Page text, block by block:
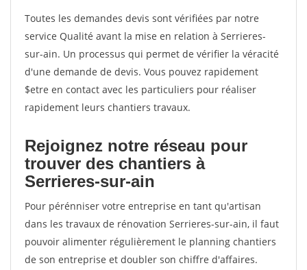
Toutes les demandes devis sont vérifiées par notre
service Qualité avant la mise en relation à Serrieres-
sur-ain. Un processus qui permet de vérifier la véracité
d'une demande de devis. Vous pouvez rapidement
$etre en contact avec les particuliers pour réaliser
rapidement leurs chantiers travaux.
Rejoignez notre réseau pour
trouver des chantiers à
Serrieres-sur-ain
Pour pérénniser votre entreprise en tant qu'artisan
dans les travaux de rénovation Serrieres-sur-ain, il faut
pouvoir alimenter régulièrement le planning chantiers
de son entreprise et doubler son chiffre d'affaires.